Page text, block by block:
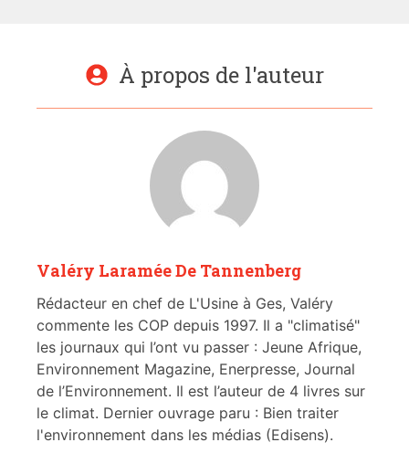
À propos de l'auteur
Valéry Laramée De Tannenberg
Rédacteur en chef de L'Usine à Ges, Valéry
commente les COP depuis 1997. Il a "climatisé"
les journaux qui l’ont vu passer : Jeune Afrique,
Environnement Magazine, Enerpresse, Journal
de l’Environnement. Il est l’auteur de 4 livres sur
le climat. Dernier ouvrage paru : Bien traiter
l'environnement dans les médias (Edisens).